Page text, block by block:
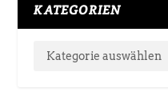
KATEGORIEN